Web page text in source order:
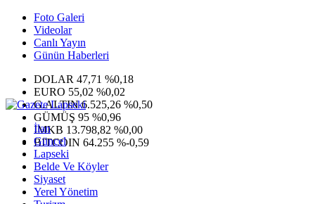
Foto Galeri
Videolar
Canlı Yayın
Günün Haberleri
DOLAR 47,71 %0,18
EURO 55,02 %0,02
G.ALTIN6.525,26 %0,50
GÜMÜŞ 95 %0,96
IMKB 13.798,82 %0,00
BITCOIN 64.255 %-0,59
İlan
Güncel
Lapseki
Belde Ve Köyler
Siyaset
Yerel Yönetim